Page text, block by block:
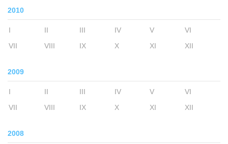
2010
I II III IV V
VI
VII
VIII IX X XI XII
2009
I II III IV V
VI
VII
VIII IX X XI XII
2008